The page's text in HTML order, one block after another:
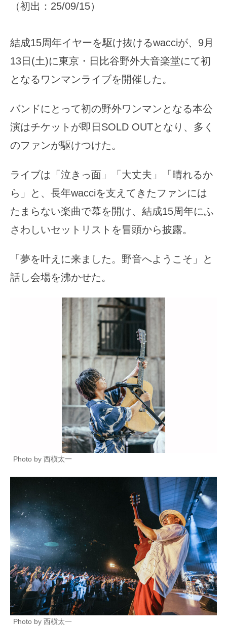
（初出：25/09/15）
結成15周年イヤーを駆け抜けるwacciが、9月
13日(土)に東京・日比谷野外大音楽堂にて初
となるワンマンライブを開催した。
バンドにとって初の野外ワンマンとなる本公
演はチケットが即日SOLD OUTとなり、多く
のファンが駆けつけた。
ライブは「泣きっ面」「大丈夫」「晴れるか
ら」と、長年wacciを支えてきたファンには
たまらない楽曲で幕を開け、結成15周年にふ
さわしいセットリストを冒頭から披露。
「夢を叶えに来ました。野音へようこそ」と
話し会場を沸かせた。
Photo by 西槇太一
Photo by 西槇太一